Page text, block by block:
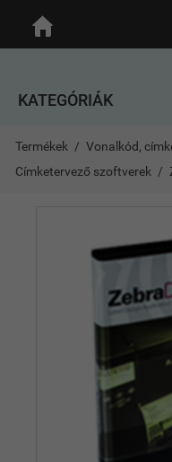
KATEGÓRIÁK
Termékek
Vonalkód,
Címketervező szoftverek